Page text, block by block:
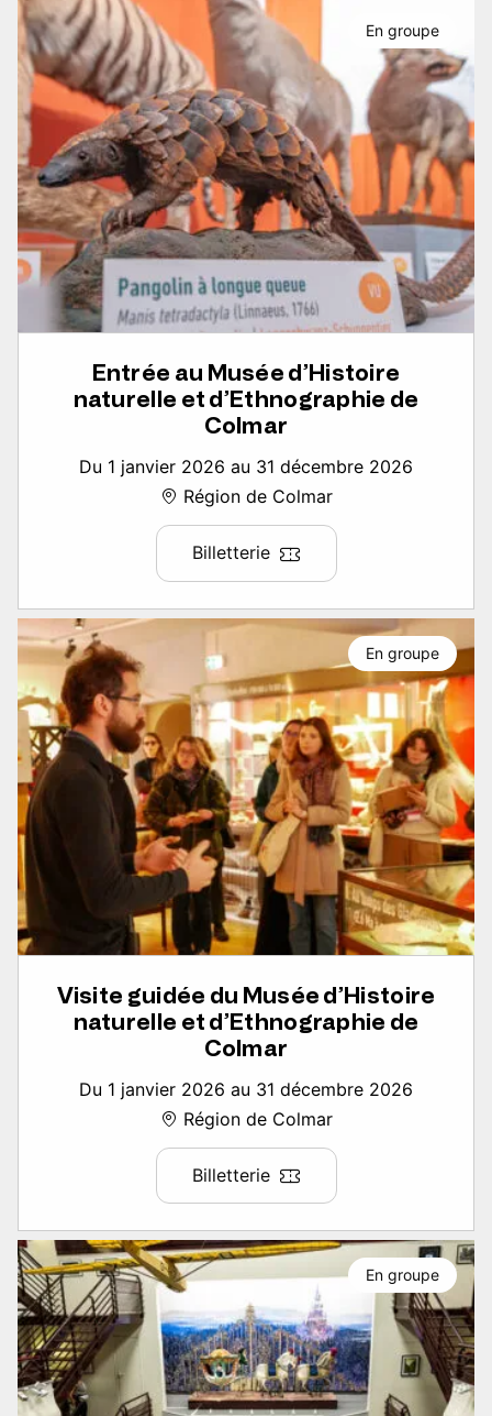
Entrée au Musée d’Histoire
naturelle et d’Ethnographie de
Colmar
Du 1 janvier 2026 au 31 décembre 2026
Région de Colmar
Billetterie
En groupe
Visite guidée du Musée d’Histoire
naturelle et d’Ethnographie de
Colmar
Du 1 janvier 2026 au 31 décembre 2026
Région de Colmar
Billetterie
En groupe
En groupe